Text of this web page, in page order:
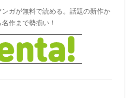
ガが無料で読める。話題の新作か
名作まで勢揃い！